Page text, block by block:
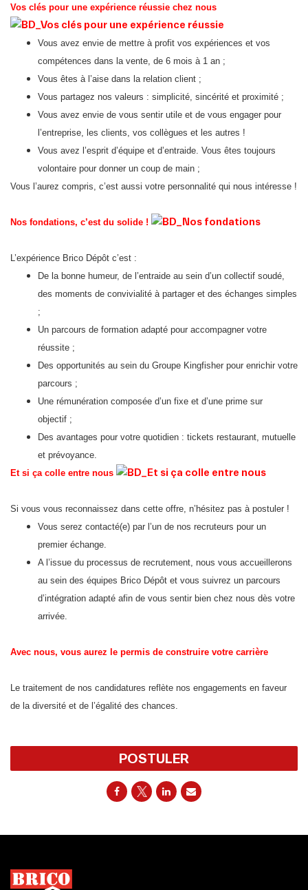
Vos clés pour une expérience réussie chez nous
Vous avez envie de mettre à profit vos expériences et vos
compétences dans la vente, de 6 mois à 1 an ;
Vous êtes à l’aise dans la relation client ;
Vous partagez nos valeurs : simplicité, sincérité et proximité ;
Vous avez envie de vous sentir utile et de vous engager pour
l’entreprise, les clients, vos collègues et les autres !
Vous avez l’esprit d’équipe et d’entraide. Vous êtes toujours
volontaire pour donner un coup de main ;
Vous l’aurez compris, c’est aussi votre personnalité qui nous intéresse !
Nos fondations, c’est du solide !
L’expérience Brico Dépôt c’est :
De la bonne humeur, de l’entraide au sein d’un collectif soudé,
des moments de convivialité à partager et des échanges simples
;
Un parcours de formation adapté pour accompagner votre
réussite ;
Des opportunités au sein du Groupe Kingfisher pour enrichir votre
parcours ;
Une rémunération composée d’un fixe et d’une prime sur
objectif ;
Des avantages pour votre quotidien : tickets restaurant, mutuelle
et prévoyance.
Et si ça colle entre nous
Si vous vous reconnaissez dans cette offre, n’hésitez pas à postuler !
Vous serez contacté(e) par l’un de nos recruteurs pour un
premier échange.
A l’issue du processus de recrutement, nous vous accueillerons
au sein des équipes Brico Dépôt et vous suivrez un parcours
d’intégration adapté afin de vous sentir bien chez nous dès votre
arrivée.
Avec nous, vous aurez le permis de construire️ votre carrière
Le traitement de nos candidatures reflète nos engagements en faveur
de la diversité et de l’égalité des chances.
POSTULER